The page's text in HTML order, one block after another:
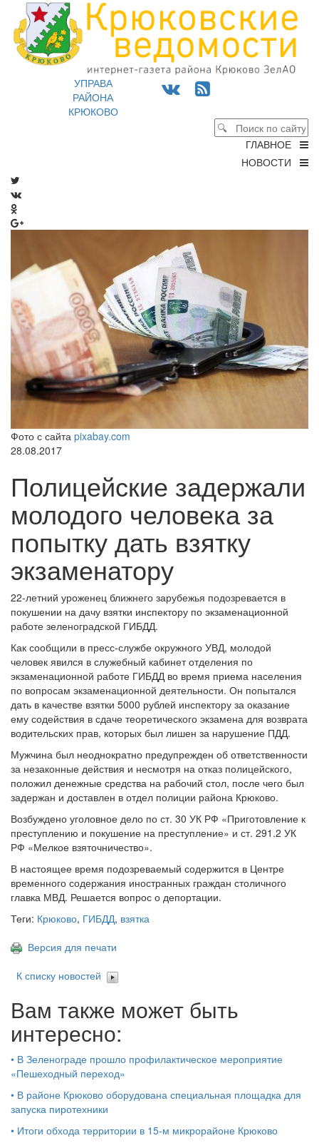
УПРАВА
РАЙОНА
КРЮКОВО
ГЛАВНОЕ
НОВОСТИ
Фото с сайта pixabay.com
28.08.2017
Полицейские задержали
молодого человека за
попытку дать взятку
экзаменатору
22-летний уроженец ближнего зарубежья подозревается в
покушении на дачу взятки инспектору по экзаменационной
работе зеленоградской ГИБДД.
Как сообщили в пресс-службе окружного УВД, молодой
человек явился в служебный кабинет отделения по
экзаменационной работе ГИБДД во время приема населения
по вопросам экзаменационной деятельности. Он попытался
дать в качестве взятки 5000 рублей инспектору за оказание
ему содействия в сдаче теоретического экзамена для возврата
водительских прав, которых был лишен за нарушение ПДД.
Мужчина был неоднократно предупрежден об ответственности
за незаконные действия и несмотря на отказ полицейского,
положил денежные средства на рабочий стол, после чего был
задержан и доставлен в отдел полиции района Крюково.
Возбуждено уголовное дело по ст. 30 УК РФ «Приготовление к
преступлению и покушение на преступление» и ст. 291.2 УК
РФ «Мелкое взяточничество».
В настоящее время подозреваемый содержится в Центре
временного содержания иностранных граждан столичного
главка МВД. Решается вопрос о депортации.
Теги: Крюково, ГИБДД, взятка
Версия для печати
К списку новостей
Вам также может быть
интересно:
• В Зеленограде прошло профилактическое мероприятие
«Пешеходный переход»
• В районе Крюково оборудована специальная площадка для
запуска пиротехники
• Итоги обхода территории в 15‑м микрорайоне Крюково